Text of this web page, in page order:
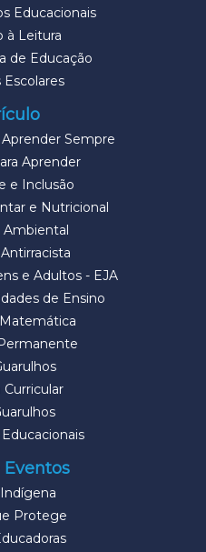
Educacionais
à Leitura
de Educação
Escolares
Sempre
Aprender
e Inclusão
e Nutricional
Ambiental
e Adultos - EJA
de Ensino
Curricular
Eventos
Protege